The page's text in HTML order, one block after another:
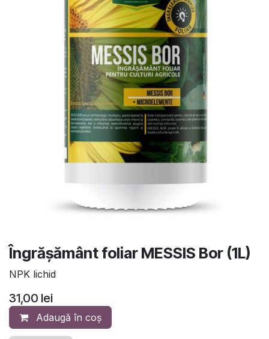
Îngrășământ foliar MESSIS Bor (1L)
NPK lichid
31,00 lei
Adaugă în coș